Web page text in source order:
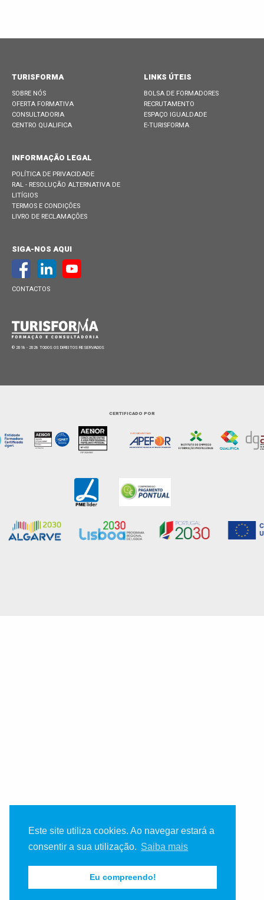
Este site utiliza cookies. Ao navegar estará a
consentir a sua utilização. Saiba mais
Eu compreendo!
TURISFORMA
SOBRE NÓS
OFERTA FORMATIVA
CONSULTADORIA
CENTRO QUALIFICA
LINKS ÚTEIS
BOLSA DE FORMADORES
RECRUTAMENTO
ESPAÇO IGUALDADE
E-TURISFORMA
INFORMAÇÃO LEGAL
POLÍTICA DE PRIVACIDADE
RAL - RESOLUÇÃO ALTERNATIVA DE
LITÍGIOS
TERMOS E CONDIÇÕES
LIVRO DE RECLAMAÇÕES
SIGA-NOS AQUI
CONTACTOS
© 2018 - 2026 TODOS OS DIREITOS RESERVADOS
CERTIFICADO POR